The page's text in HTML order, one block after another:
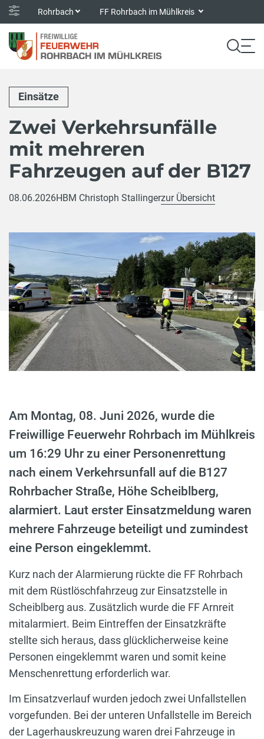
Rohrbach FF Rohrbach im Mühlkreis
Einsätze
Zwei Verkehrsunfälle
mit mehreren
Fahrzeugen auf der B127
08.06.2026HBM Christoph Stallingerzur Übersicht
Am Montag, 08. Juni 2026, wurde die
Freiwillige Feuerwehr Rohrbach im Mühlkreis
um 16:29 Uhr zu einer Personenrettung
nach einem Verkehrsunfall auf die B127
Rohrbacher Straße, Höhe Scheiblberg,
alarmiert. Laut erster Einsatzmeldung waren
mehrere Fahrzeuge beteiligt und zumindest
eine Person eingeklemmt.
Kurz nach der Alarmierung rückte die FF Rohrbach
mit dem Rüstlöschfahrzeug zur Einsatzstelle in
Scheiblberg aus. Zusätzlich wurde die FF Arnreit
mitalarmiert. Beim Eintreffen der Einsatzkräfte
stellte sich heraus, dass glücklicherweise keine
Personen eingeklemmt waren und somit keine
Menschenrettung erforderlich war.
Im Einsatzverlauf wurden jedoch zwei Unfallstellen
vorgefunden. Bei der unteren Unfallstelle im Bereich
der Lagerhauskreuzung waren drei Fahrzeuge in